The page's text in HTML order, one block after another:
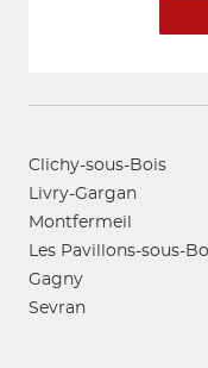
12.96
Clichy-sous-Bois
Livry-Gargan
Montfermeil
Les Pavillons-sous-
Gagny
Sevran